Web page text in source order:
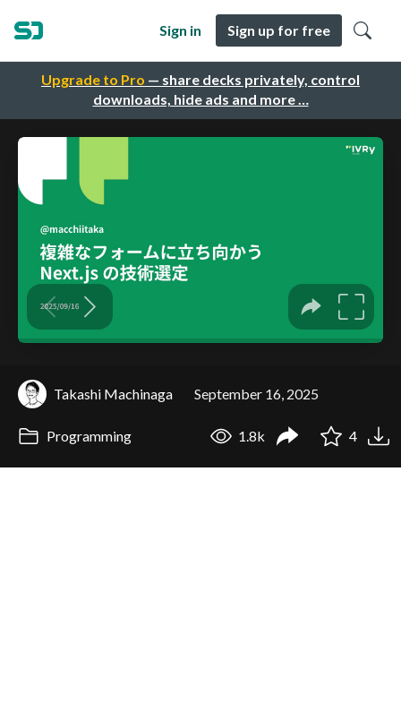
Upgrade to Pro — share decks privately, control
downloads, hide ads and more …
Sign in Sign up for free
Takashi Machinaga September 16, 2025
Programming 1.8k 4